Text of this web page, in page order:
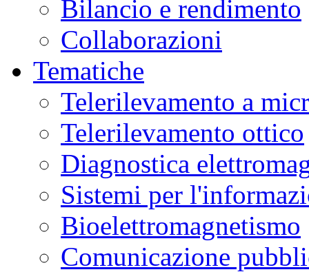
Bilancio e rendimento
Collaborazioni
Tematiche
Telerilevamento a
Telerilevamento ottico
Diagnostica
Sistemi per
Bioelettromagnetismo
Comunicazione